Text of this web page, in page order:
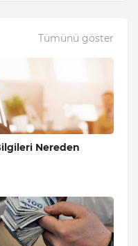
Tümünü göster
Nereden